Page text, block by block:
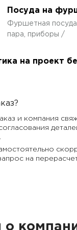
Посуда на
Фуршетная
пара, приборы /
на проект
и компания
на
о